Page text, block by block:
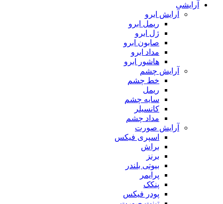
آرایشی
آرایش ابرو
ریمل ابرو
ژل ابرو
صابون ابرو
مداد ابرو
هاشور ابرو
آرایش چشم
خط چشم
ریمل
سایه چشم
کانسیلر
مداد چشم
آرایش صورت
اسپری فیکس
براش
برنز
بیوتی بلندر
پرایمر
پنکک
پودر فیکس